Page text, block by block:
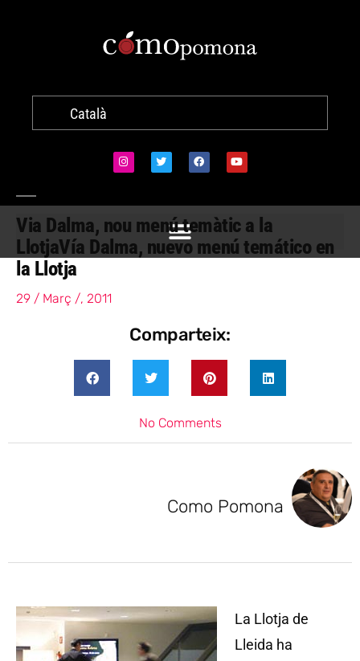
Català
Via Dalma, nou menú temàtic a la
LlotjaVía Dalma, nuevo menú temático en
la Llotja
29 / Març /, 2011
Comparteix:
No Comments
Como Pomona
La Llotja de
Lleida ha